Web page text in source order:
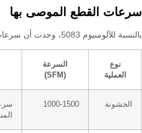
سرعات القطع الموصى بها
بالنسبة للألومنيوم 5083، وجدت أن سرعات القطع هذه تعمل بشكل أفضل:
نوع
العملية
السرعة
(SFM)
الخشونة 1000-1500